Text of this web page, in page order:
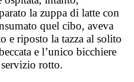
la zuppa di latte con
quel cibo, aveva
e riposto la tazza al solito
e l’unico bicchiere
rotto.